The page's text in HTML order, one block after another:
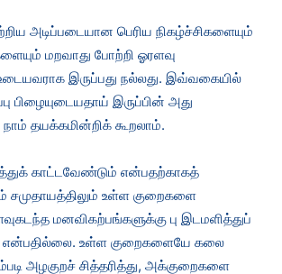
அடிப்படையான பெரிய நிகழ்ச்சிகளையும்
மறவாது போற்றி ஓரளவு
இருப்பது நல்லது. இவ்வகையில்
பிழையுடையதாய் இருப்பின் அது
தயக்கமின்றிக் கூறலாம்.
காட்டவேண்டும் என்பதற்காகத்
சமுதாயத்திலும் உள்ள குறைகளை
மனவிகற்பங்களுக்கு பு இடமளித்துப்
உள்ள குறைகளையே கலை
அழகுறச் சித்தரித்து, அக்குறைகளை